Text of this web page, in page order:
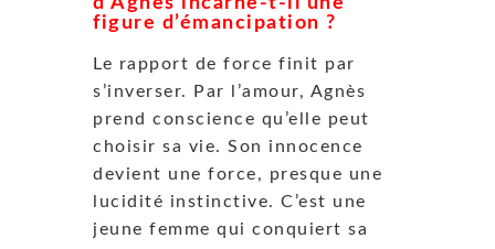
figure d’émancipation ?
Le rapport de force finit par
s’inverser. Par l’amour, Agnès
prend conscience qu’elle peut
choisir sa vie. Son innocence
devient une force, presque une
lucidité instinctive. C’est une
jeune femme qui conquiert sa